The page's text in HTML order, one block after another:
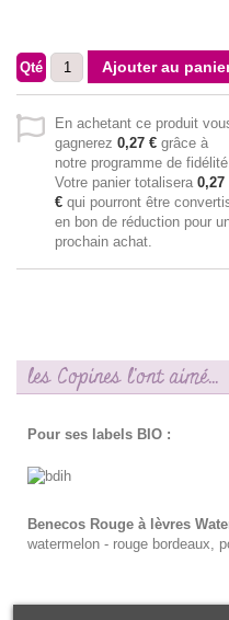
Qté Ajouter au
En achetant ce produit
gagnerez 0,27 € grâce à
notre programme de
Votre panier totalisera 0,27
€ qui pourront être
en bon de réduction pour
prochain achat.
les Copines l'ont aimé...
Pour ses labels BIO :
Benecos Rouge à lèvres
watermelon - rouge bordeaux,